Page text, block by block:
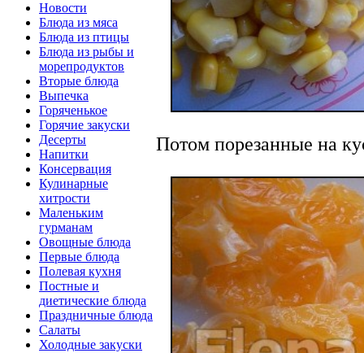
Новости
Блюда из мяса
Блюда из птицы
Блюда из рыбы и
морепродуктов
Вторые блюда
Выпечка
Горяченькое
Горячие закуски
Десерты
Напитки
Консервация
Кулинарные
хитрости
Маленьким
гурманам
Овощные блюда
Первые блюда
Полевая кухня
Постные и
диетические блюда
Праздничные блюда
Салаты
Холодные закуски
Потом порезанные на